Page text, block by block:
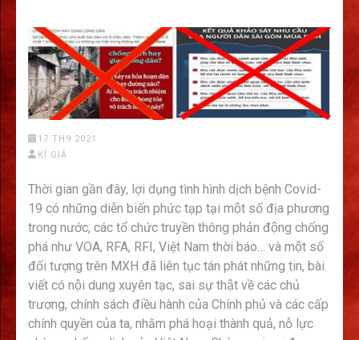
17 TH9 2021
KÍ GIẢ
Thời gian gần đây, lợi dụng tình hình dịch bệnh Covid-
19 có những diễn biến phức tạp tại một số địa phương
trong nước, các tổ chức truyền thông phản động chống
phá như VOA, RFA, RFI, Việt Nam thời báo… và một số
đối tượng trên MXH đã liên tục tán phát những tin, bài
viết có nội dung xuyên tạc, sai sự thật về các chủ
trương, chính sách điều hành của Chính phủ và các cấp
chính quyền của ta, nhằm phá hoại thành quả, nỗ lực